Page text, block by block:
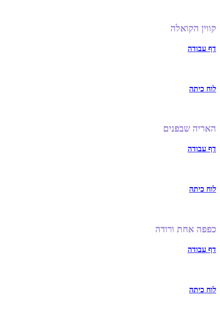
קווין הקואלה
דף עבודה
לוח כיתה
האריה שבפנים
דף עבודה
לוח כיתה
כפפה אחת ורודה
דף עבודה
לוח כיתה